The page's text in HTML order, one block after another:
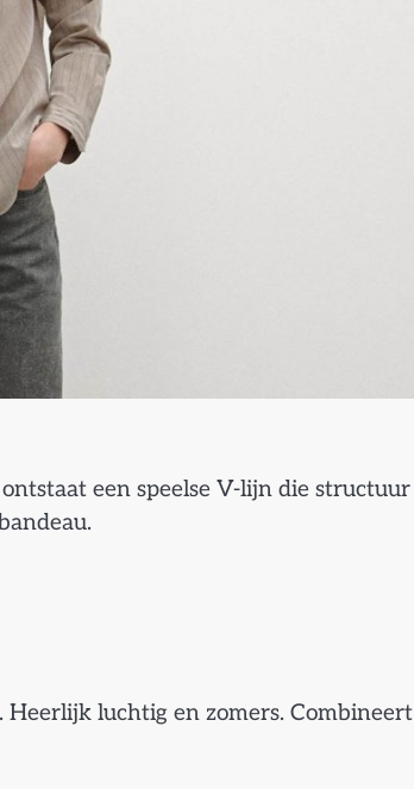
een speelse V-lijn die structuur
luchtig en zomers. Combineert